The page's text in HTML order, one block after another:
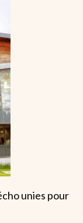
unies pour